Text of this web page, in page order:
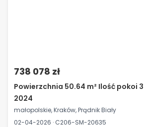
738 078 zł
Powierzchnia 50.64 m² Ilość pokoi 3
2024
małopolskie, Kraków, Prądnik Biały
02-04-2026 · C206-SM-20635